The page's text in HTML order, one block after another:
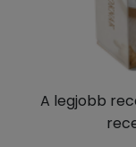
A legjobb